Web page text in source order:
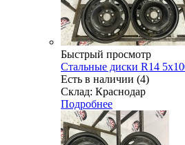
Быстрый просмотр
Стальные диски R14
Есть в наличии (4)
Склад: Краснодар
Подробнее